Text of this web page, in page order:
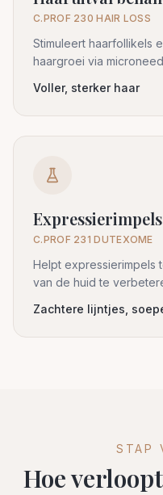
C.PROF 230 HAIR LOSS
Stimuleert haarfollikels
haargroei via
Voller, sterker haar
C.PROF 231 DUTEXOME
Helpt expressierimpels
van de huid te
Zachtere lijntjes,
STAP
Hoe